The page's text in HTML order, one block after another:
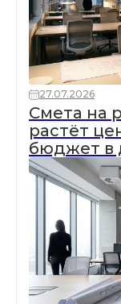
27.07.2026
Смета на
растёт
бюджет в